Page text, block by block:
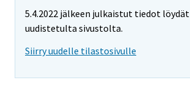
5.4.2022 jälkeen julkaistut tiedot löydät
uudistetulta sivustolta.
Siirry uudelle tilastosivulle